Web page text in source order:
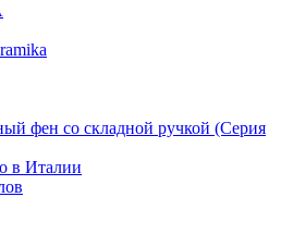
фен со складной ручкой (Серия
в Италии